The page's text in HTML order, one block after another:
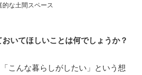
な土間スペース
いてほしいことは何でしょうか？
「こんな暮らしがしたい」という想